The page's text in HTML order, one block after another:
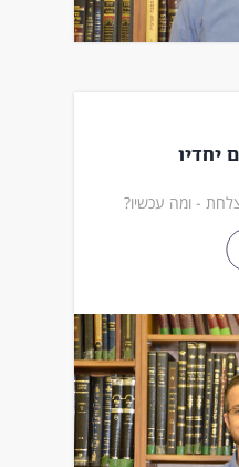
יחדיו
- ומה עכשיו?